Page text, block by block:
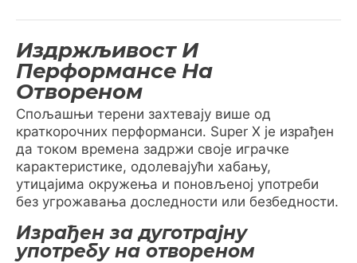
Издржљивост И
Перформансе На
Отвореном
Спољашњи терени захтевају више од
краткорочних перформанси. Super X је израђен
да током времена задржи своје играчке
карактеристике, одолевајући хабању,
утицајима окружења и поновљеној употреби
без угрожавања доследности или безбедности.
Израђен за дуготрајну
употребу на отвореном